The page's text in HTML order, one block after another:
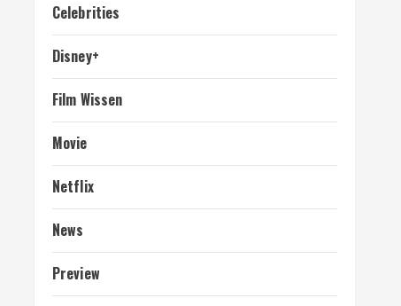
Celebrities
Disney+
Film Wissen
Movie
Netflix
News
Preview